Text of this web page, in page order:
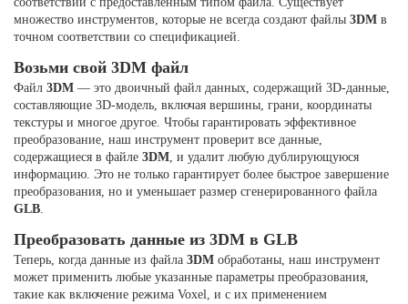
множество инструментов, которые не всегда создают файлы 3DM в
точном соответствии со спецификацией.
Возьми свой 3DM файл
Файл 3DM — это двоичный файл данных, содержащий 3D-данные,
составляющие 3D-модель, включая вершины, грани, координаты
текстуры и многое другое. Чтобы гарантировать эффективное
преобразование, наш инструмент проверит все данные,
содержащиеся в файле 3DM, и удалит любую дублирующуюся
информацию. Это не только гарантирует более быстрое завершение
преобразования, но и уменьшает размер сгенерированного файла
GLB.
Преобразовать данные из 3DM в GLB
Теперь, когда данные из файла 3DM обработаны, наш инструмент
может применить любые указанные параметры преобразования,
такие как включение режима Voxel, и с их применением